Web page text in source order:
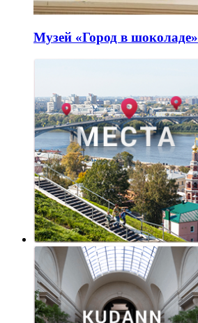
Музей «Город в шоколаде»